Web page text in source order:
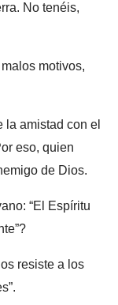
No tenéis,
motivos,
amistad con el
eso, quien
de Dios.
“El Espíritu
resiste a los